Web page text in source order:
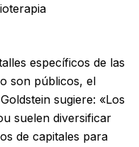
específicos de las
son públicos, el
sugiere: «Los
suelen diversificar
de capitales para